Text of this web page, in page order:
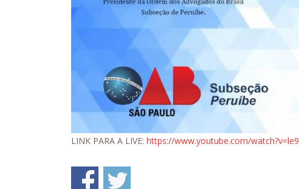
LINK PARA A LIVE: https://www.youtube.com/